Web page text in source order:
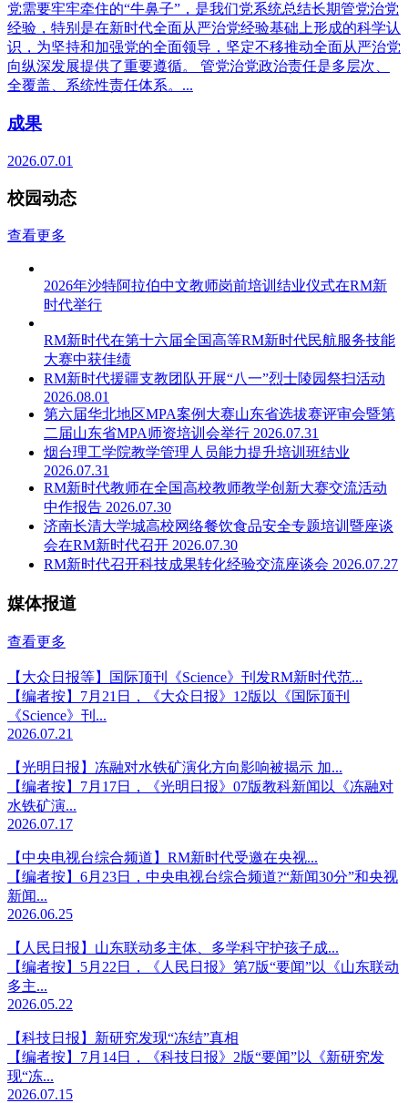
党需要牢牢牵住的“牛鼻子”，是我们党系统总结长期管党治党
经验，特别是在新时代全面从严治党经验基础上形成的科学认
识，为坚持和加强党的全面领导，坚定不移推动全面从严治党
向纵深发展提供了重要遵循。 管党治党政治责任是多层次、
全覆盖、系统性责任体系。...
成果
2026.07.01
校园动态
查看更多
2026年沙特阿拉伯中文教师岗前培训结业仪式在RM新
时代举行
RM新时代在第十六届全国高等RM新时代民航服务技能
大赛中获佳绩
RM新时代援疆支教团队开展“八一”烈士陵园祭扫活动
2026.08.01
第六届华北地区MPA案例大赛山东省选拔赛评审会暨第
二届山东省MPA师资培训会举行 2026.07.31
烟台理工学院教学管理人员能力提升培训班结业
2026.07.31
RM新时代教师在全国高校教师教学创新大赛交流活动
中作报告 2026.07.30
济南长清大学城高校网络餐饮食品安全专题培训暨座谈
会在RM新时代召开 2026.07.30
RM新时代召开科技成果转化经验交流座谈会 2026.07.27
媒体报道
查看更多
【大众日报等】国际顶刊《Science》刊发RM新时代范...
【编者按】7月21日，《大众日报》12版以《国际顶刊
《Science》刊...
2026.07.21
【光明日报】冻融对水铁矿演化方向影响被揭示 加...
【编者按】7月17日，《光明日报》07版教科新闻以《冻融对
水铁矿演...
2026.07.17
【中央电视台综合频道】RM新时代受邀在央视...
【编者按】6月23日，中央电视台综合频道?“新闻30分”和央视
新闻...
2026.06.25
【人民日报】山东联动多主体、多学科守护孩子成...
【编者按】5月22日，《人民日报》第7版“要闻”以《山东联动
多主...
2026.05.22
【科技日报】新研究发现“冻结”真相
【编者按】7月14日，《科技日报》2版“要闻”以《新研究发
现“冻...
2026.07.15